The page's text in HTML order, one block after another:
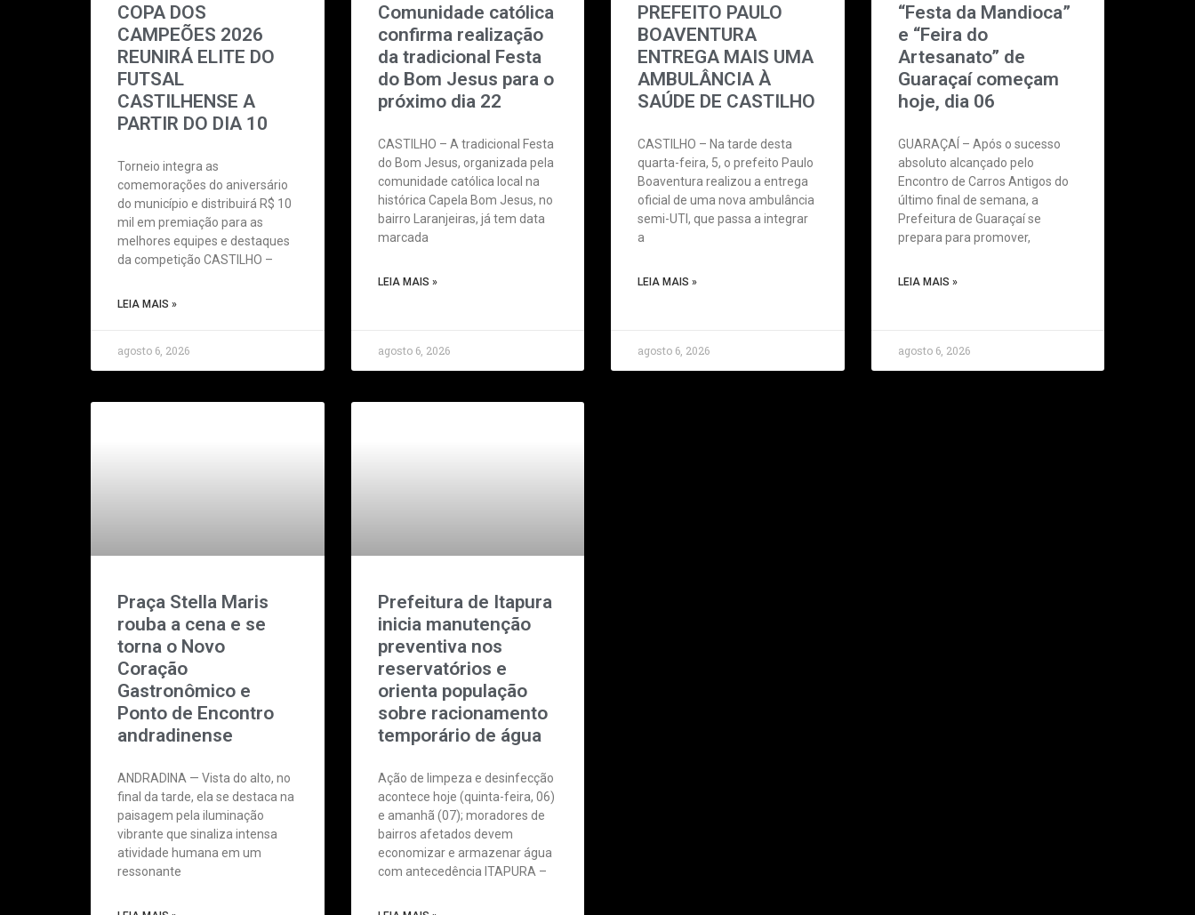
COPA DOS
CAMPEÕES 2026
REUNIRÁ ELITE DO
FUTSAL
CASTILHENSE A
PARTIR DO DIA 10
Torneio integra as
comemorações do aniversário
do município e distribuirá R$ 10
mil em premiação para as
melhores equipes e destaques
da competição CASTILHO –
LEIA MAIS »
agosto 6, 2026
Comunidade católica
confirma realização
da tradicional Festa
do Bom Jesus para o
próximo dia 22
CASTILHO – A tradicional Festa
do Bom Jesus, organizada pela
comunidade católica local na
histórica Capela Bom Jesus, no
bairro Laranjeiras, já tem data
marcada
LEIA MAIS »
agosto 6, 2026
PREFEITO PAULO
BOAVENTURA
ENTREGA MAIS UMA
AMBULÂNCIA À
SAÚDE DE CASTILHO
CASTILHO – Na tarde desta
quarta-feira, 5, o prefeito Paulo
Boaventura realizou a entrega
oficial de uma nova ambulância
semi-UTI, que passa a integrar
a
LEIA MAIS »
agosto 6, 2026
“Festa da Mandioca”
e “Feira do
Artesanato” de
Guaraçaí começam
hoje, dia 06
GUARAÇAÍ – Após o sucesso
absoluto alcançado pelo
Encontro de Carros Antigos do
último final de semana, a
Prefeitura de Guaraçaí se
prepara para promover,
LEIA MAIS »
agosto 6, 2026
Praça Stella Maris
rouba a cena e se
torna o Novo
Coração
Gastronômico e
Ponto de Encontro
andradinense
ANDRADINA — Vista do alto, no
final da tarde, ela se destaca na
paisagem pela iluminação
vibrante que sinaliza intensa
atividade humana em um
ressonante
Prefeitura de Itapura
inicia manutenção
preventiva nos
reservatórios e
orienta população
sobre racionamento
temporário de água
Ação de limpeza e desinfecção
acontece hoje (quinta-feira, 06)
e amanhã (07); moradores de
bairros afetados devem
economizar e armazenar água
com antecedência ITAPURA –